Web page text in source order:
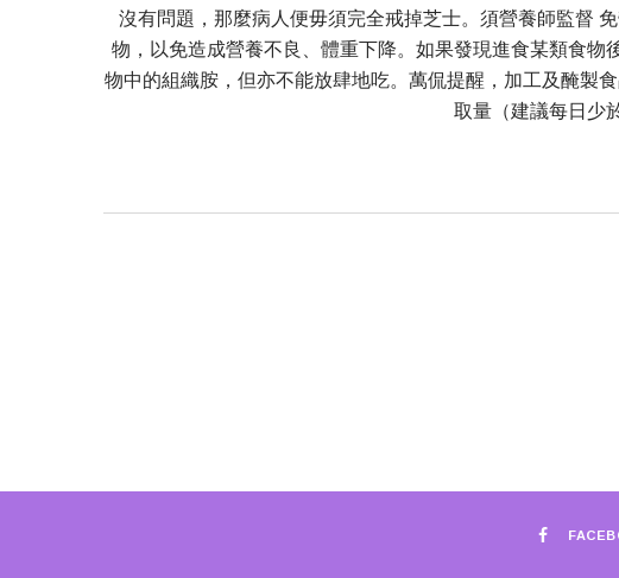
沒有問題，那麼病人便毋須完全戒掉芝士。須營養師監督
物，以免造成營養不良、體重下降。如果發現進食某類食
物中的組織胺，但亦不能放肆地吃。萬侃提醒，加工及醃製
取量（建議每日少